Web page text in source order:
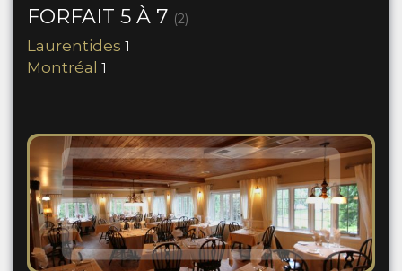
FORFAIT 5 À 7 (2)
Laurentides 1
Montréal 1